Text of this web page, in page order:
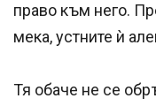
право към него.
мека, устните ѝ
Тя обаче не се